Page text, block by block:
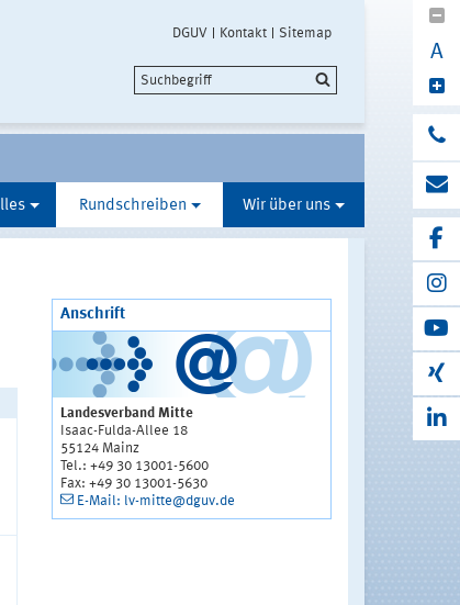
DGUV Kontakt Sitemap
A
Rundschreiben Wir über uns
Anschrift
Landesverband Mitte
Isaac-Fulda-Allee 18
55124 Mainz
Tel.: +49 30 13001-5600
Fax: +49 30 13001-5630
E-Mail: lv-mitte@dguv.de